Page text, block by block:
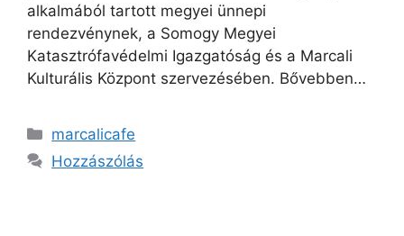
alkalmából tartott megyei ünnepi
rendezvénynek, a Somogy Megyei
Katasztrófavédelmi Igazgatóság és a Marcali
Kulturális Központ szervezésében. Bővebben…
marcalicafe
Hozzászólás